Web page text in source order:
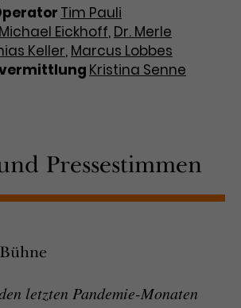
Tim Pauli
Michael Eickhoff, Dr. Merle
Keller, Marcus Lobbes
Kristina Senne
Pressestimmen
letzten Pandemie-Monaten